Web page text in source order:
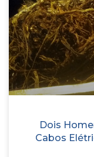
Dois
Cabos